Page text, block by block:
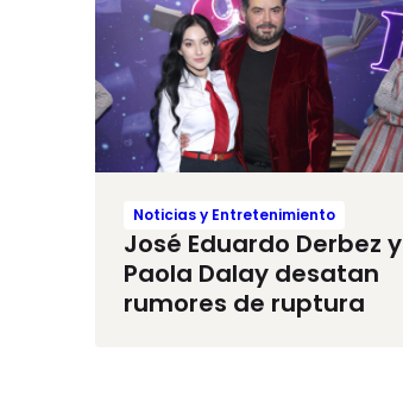
Noticias y Entretenimiento
José Eduardo Derbez y
Paola Dalay desatan
rumores de ruptura